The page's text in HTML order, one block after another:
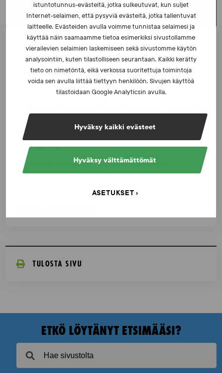
istuntotunnus-evästeitä, jotka sulkeutuvat, kun suljet
Internet-selaimen, että pysyviä evästeitä, jotka tallentuvat
laitteelle. Evästeiden avulla voimme tunnistaa selaimesi ja
käyttää näin saamaamme tietoa esimerkiksi sivustollamme
vierailevien selaimien laskemiseen sekä sivustomme käytön
analysointiin, kuten tilastolliseen seurantaan. Kaikki kerätty
tieto on nimetöntä, eikä verkossa suoritettuja toimintoja
voida sen avulla liittää tiettyyn henkilöön. Sivujen käyttöä
tilastoidaan Google Analyticsin avulla.
Hyväksy kaikki evästeet
Hyväksy välttämättömät
ASETUKSET
UUSIMMAT UUTISET
UUTISET - 5.8.2026
Iljukov SUEKin lääketieteelliseksi asiantuntijaksi
UUTISET - 16.7.2026
ja vastauksia EUT:n ratkaisusta
UUTISET - 30.6.2026
SUEKin sivuilla uusi blogisarja urheilun ja
väkivaltaisten alakulttuurien suhteesta
TULOSTA SIVU
ETKÖ LÖYTÄNYT ETSIMÄÄSI?